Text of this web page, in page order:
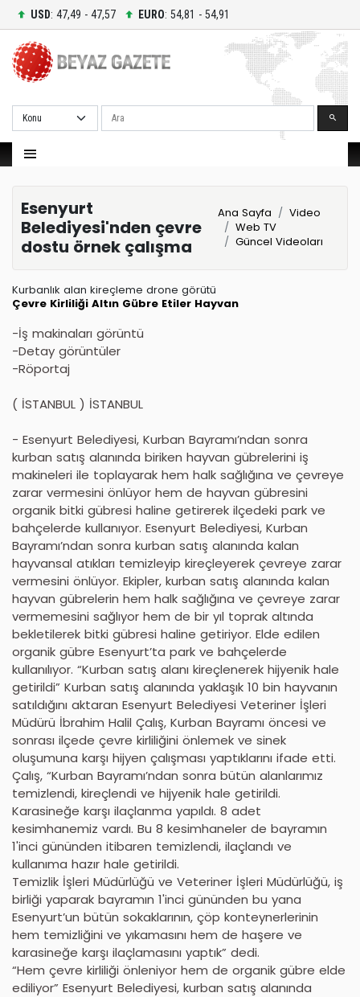
USD: 47,49 - 47,57 EURO: 54,81 - 54,91
Ara
Esenyurt
Belediyesi'nden çevre
dostu örnek çalışma
Ana Sayfa
Video
Web TV
Güncel Videoları
Kurbanlık alan kireçleme drone görütü
Çevre Kirliliği Altın Gübre Etiler Hayvan
-İş makinaları görüntü
-Detay görüntüler
-Röportaj
( İSTANBUL ) İSTANBUL
- Esenyurt Belediyesi, Kurban Bayramı’ndan sonra
kurban satış alanında biriken hayvan gübrelerini iş
makineleri ile toplayarak hem halk sağlığına ve çevreye
zarar vermesini önlüyor hem de hayvan gübresini
organik bitki gübresi haline getirerek ilçedeki park ve
bahçelerde kullanıyor. Esenyurt Belediyesi, Kurban
Bayramı’ndan sonra kurban satış alanında kalan
hayvansal atıkları temizleyip kireçleyerek çevreye zarar
vermesini önlüyor. Ekipler, kurban satış alanında kalan
hayvan gübrelerin hem halk sağlığına ve çevreye zarar
vermemesini sağlıyor hem de bir yıl toprak altında
bekletilerek bitki gübresi haline getiriyor. Elde edilen
organik gübre Esenyurt’ta park ve bahçelerde
kullanılıyor. “Kurban satış alanı kireçlenerek hijyenik hale
getirildi” Kurban satış alanında yaklaşık 10 bin hayvanın
satıldığını aktaran Esenyurt Belediyesi Veteriner İşleri
Müdürü İbrahim Halil Çalış, Kurban Bayramı öncesi ve
sonrası ilçede çevre kirliliğini önlemek ve sinek
oluşumuna karşı hijyen çalışması yaptıklarını ifade etti.
Çalış, “Kurban Bayramı’ndan sonra bütün alanlarımız
temizlendi, kireçlendi ve hijyenik hale getirildi.
Karasineğe karşı ilaçlanma yapıldı. 8 adet
kesimhanemiz vardı. Bu 8 kesimhaneler de bayramın
1'inci gününden itibaren temizlendi, ilaçlandı ve
kullanıma hazır hale getirildi.
Temizlik İşleri Müdürlüğü ve Veteriner İşleri Müdürlüğü, iş
birliği yaparak bayramın 1'inci gününden bu yana
Esenyurt’un bütün sokaklarının, çöp konteynerlerinin
hem temizliğini ve yıkamasını hem de haşere ve
karasineğe karşı ilaçlamasını yaptık” dedi.
“Hem çevre kirliliği önleniyor hem de organik gübre elde
ediliyor” Esenyurt Belediyesi, kurban satış alanında